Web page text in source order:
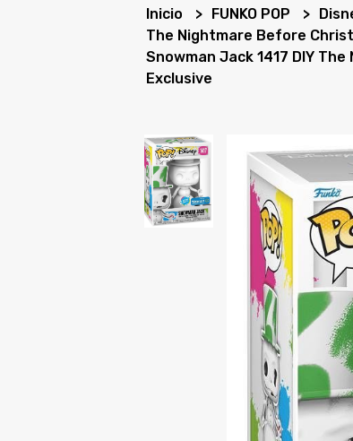
Inicio FUNKO POP
The Nightmare Before
Snowman Jack 1417 DIY
Exclusive